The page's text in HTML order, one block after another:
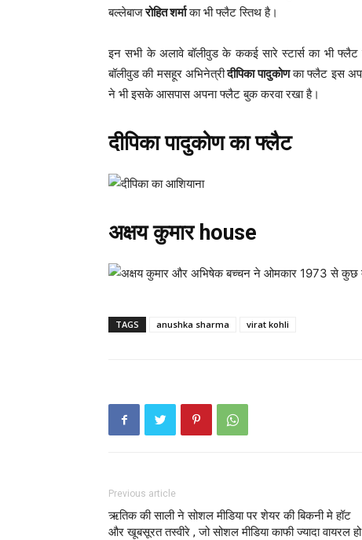
बल्लेबाजरोहित शर्माका भी फ्लैट स्तिथ है।
इन सभी के अलावे बॉलीवुड के ककई सारे स्टार्स का भी
बॉलीवुड की मसहूर अभिनेत्रीदीपिका पादुकोणका फ्लैट इस
ने भी इसके आसपास अपना फ्लैट बुक करवा रखा है।
दीपिका पादुकोण का फ्लैट
अक्षय कुमार house
TAGS anushka sharma virat kohli
Previous article
ऋतिक की साली ने सोशल मीडिया पर शेयर की बिकनी मे हॉट
और खूबसूरत तस्वीरे , जो सोशल मीडिया काफी ज्यादा वायरल हो